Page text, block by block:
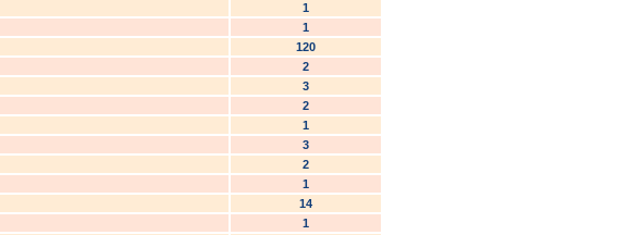
1
1
120
2
3
2
1
3
2
1
14
1